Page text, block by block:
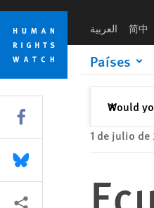
Skip
cookie
privacy
notice
Skip
main
content
العربية 简中
Países
Would
✕Cerrar
1 de julio de
Share this via Facebook
Share this via Bluesky
Share this via Compartir